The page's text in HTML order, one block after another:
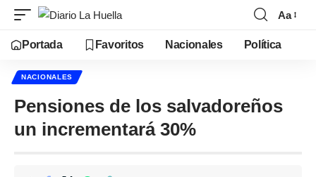
Aa
Portada Favoritos Nacionales Política
NACIONALES
Pensiones de los salvadoreños
un incrementará 30%